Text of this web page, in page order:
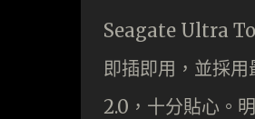
Seagate Ultra
即插即用，並採
2.0，十分貼心。